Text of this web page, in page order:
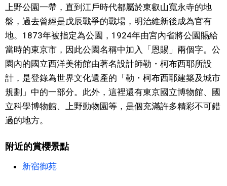
教育
工作勞動
家庭
醫療健康
語言
東京
上野公園一帶，直到江戶時代都屬於東叡山寬永寺的地
盤，過去曾經是戊辰戰爭的戰場，明治維新後成為官有
地。1873年被指定為公園，1924年由宮內省將公園賜給
當時的東京市，因此公園名稱中加入「恩賜」兩個字。公
園內的國立西洋美術館由著名設計師勒・柯布西耶所設
計，是登錄為世界文化遺產的「勒・柯布西耶建築及城市
規劃」中的一部分。此外，這裡還有東京國立博物館、國
立科學博物館、上野動物園等，是個充滿許多精彩不可錯
過的地方。
附近的賞櫻景點
新宿御苑